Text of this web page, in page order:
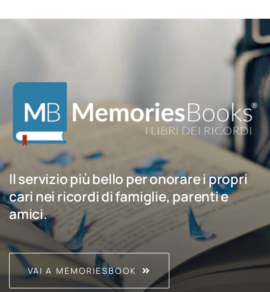
Il servizio più bello per onorare i propri
cari nei ricordi di famiglie, parenti e
amici.
VAI A MEMORIESBOOK